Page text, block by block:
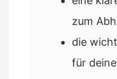
zum
die
für